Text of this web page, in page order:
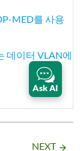
MED를 사용
데이터 VLAN에
NEXT arrow_forward
Ask AI